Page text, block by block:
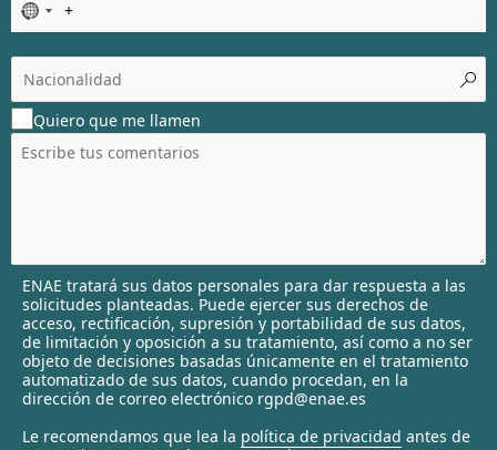
N
o
c
o
u
n
t
l
e
c
t
e
d
Quiero que me llamen
ENAE tratará sus datos personales para dar respuesta a las
solicitudes planteadas. Puede ejercer sus derechos de
acceso, rectificación, supresión y portabilidad de sus datos,
de limitación y oposición a su tratamiento, así como a no ser
objeto de decisiones basadas únicamente en el tratamiento
automatizado de sus datos, cuando procedan, en la
dirección de correo electrónico rgpd@enae.es
Le recomendamos que lea la política de privacidad antes de